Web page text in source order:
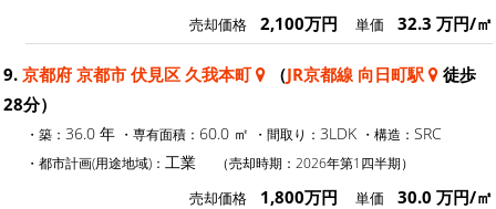
売却価格 2,100万円 単価 32.3 万円/㎡
9. 京都府 京都市 伏見区 久我本町 （JR京都線 向日町駅
徒歩
28分）
・築： 36.0 年 ・専有面積： 60.0 ㎡ ・間取り： 3LDK ・構造： SRC
・都市計画(用途地域)： 工業 （売却時期：2026年第1四半期）
売却価格 1,800万円 単価 30.0 万円/㎡